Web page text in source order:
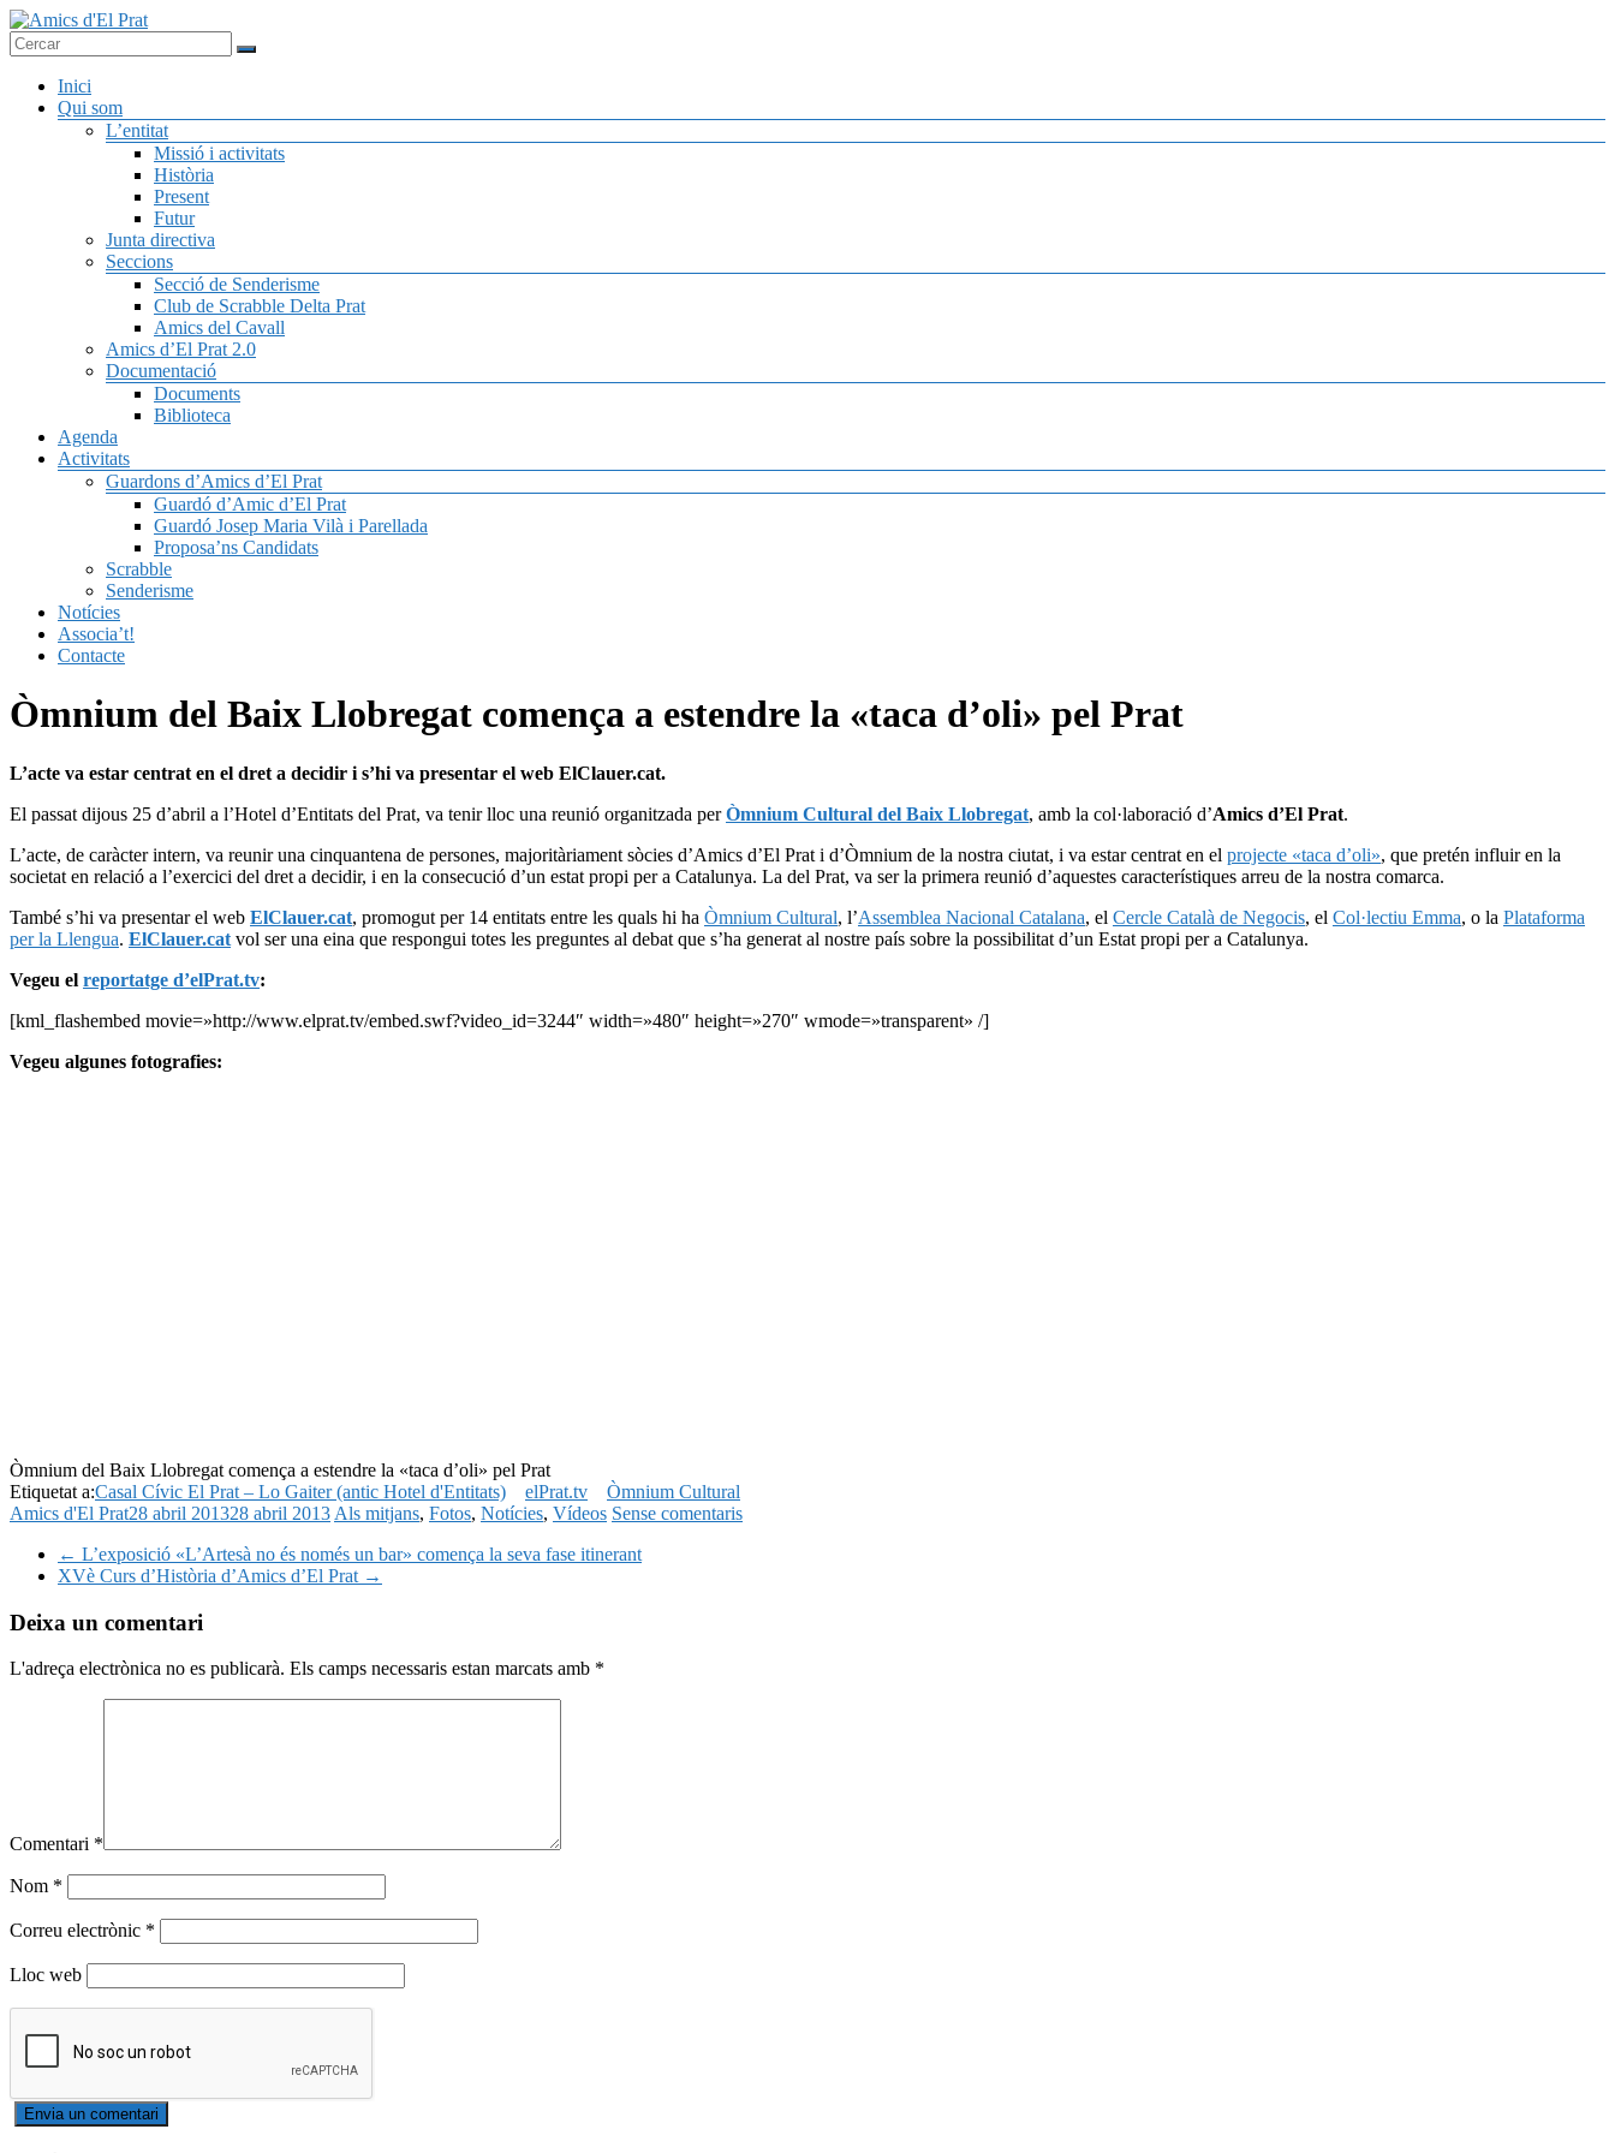
Skip
to
content
Amics
d'El
Prat
Associació
seixantenària
nascuda amb
la finalitat de
Menú
Inici
Qui som
L’entitat
Missió i activitats
Història
Present
Futur
Junta directiva
Seccions
Secció de Senderisme
Club de Scrabble Delta Prat
Amics del Cavall
Amics d’El Prat 2.0
Documentació
Documents
Biblioteca
Agenda
Activitats
Guardons d’Amics d’El Prat
Guardó d’Amic d’El Prat
Guardó Josep Maria Vilà i Parellada
Proposa’ns Candidats
Scrabble
Senderisme
Notícies
Associa’t!
Contacte
Òmnium del Baix Llobregat comença a estendre la «taca d’oli» pel Prat
L’acte va estar centrat en el dret a decidir i s’hi va presentar el web ElClauer.cat.
El passat dijous 25 d’abril a l’Hotel d’Entitats del Prat, va tenir lloc una reunió organitzada perÒmnium Cultural del Baix Llobregat, amb la col·laboració d’Amics d’El Prat.
L’acte, de caràcter intern, va reunir una cinquantena de persones, majoritàriament sòcies d’Amics d’El Prat i d’Òmnium de la nostra ciutat, i va estar centrat en el projecte «taca d’oli», que pretén influir en la
societat en relació a l’exercici del dret a decidir, i en la consecució d’un estat propi per a Catalunya. La del Prat, va ser la primera reunió d’aquestes característiques arreu de la nostra comarca.
També s’hi va presentar el web ElClauer.cat, promogut per 14 entitats entre les quals hi ha Òmnium Cultural, l’Assemblea Nacional Catalana, el Cercle Català de Negocis, el Col·lectiu Emma, o la Plataforma
per la Llengua. ElClauer.cat vol ser una eina que respongui totes les preguntes al debat que s’ha generat al nostre país sobre la possibilitat d’un Estat propi per a Catalunya.
Vegeu el reportatge d’elPrat.tv:
[kml_flashembed movie=»http://www.elprat.tv/embed.swf?video_id=3244″ width=»480″ height=»270″ wmode=»transparent» /]
Vegeu algunes fotografies:
Òmnium del Baix Llobregat comença a estendre la «taca d’oli» pel Prat
Etiquetat a:Casal Cívic El Prat – Lo Gaiter (antic Hotel d'Entitats) elPrat.tv
Òmnium Cultural
Amics d'El Prat28 abril 201328 abril 2013 Als mitjans, Fotos, Notícies, Vídeos Sense comentaris
← L’exposició «L’Artesà no és només un bar» comença la seva fase itinerant
XVè Curs d’Història d’Amics d’El Prat →
Deixa un comentari
L'adreça electrònica no es publicarà. Els camps necessaris estan marcats amb *
Comentari *
Nom *
Correu electrònic *
Lloc web